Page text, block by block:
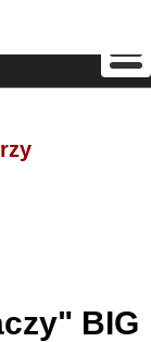
BIG